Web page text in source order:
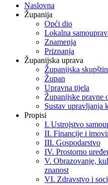
Naslovna
Županija
Opći dio
Lokalna
Znamenja
Priznanja
Županijska uprava
Županijska
Župan
Upravna tijela
Županijske pravne
Sustav upravljanja
Propisi
I. Ustrojstvo
II. Financije i
III. Gospodarstvo
IV. Prostorno
V. Obrazovanje,
znanost
VI. Zdravstvo i